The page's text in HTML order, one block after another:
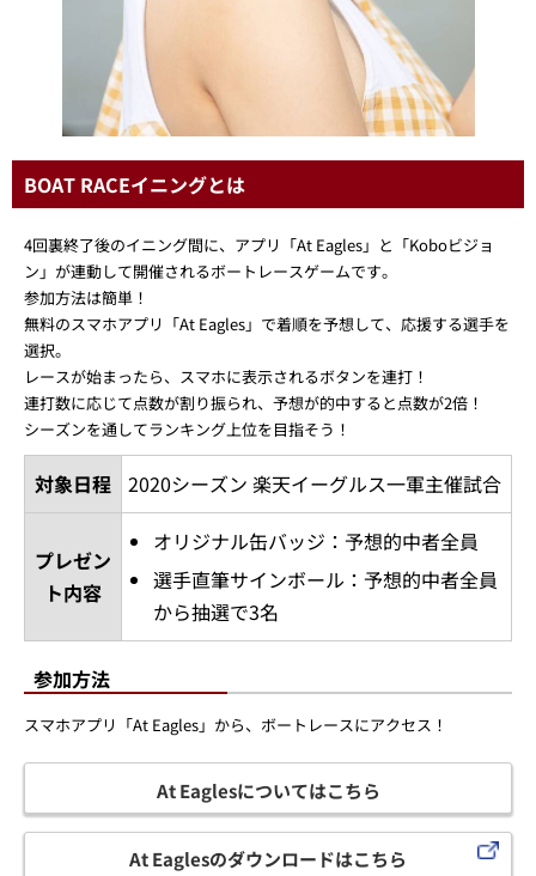
BOAT RACEイニングとは
4回裏終了後のイニング間に、アプリ「At Eagles」と「Koboビジョ
ン」が連動して開催されるボートレースゲームです。
参加方法は簡単！
無料のスマホアプリ「At Eagles」で着順を予想して、応援する選手を
選択。
レースが始まったら、スマホに表示されるボタンを連打！
連打数に応じて点数が割り振られ、予想が的中すると点数が2倍！
シーズンを通してランキング上位を目指そう！
対象日程 2020シーズン 楽天イーグルス一軍主催試合
プレゼン
ト内容
オリジナル缶バッジ：予想的中者全員
選手直筆サインボール：予想的中者全員
から抽選で3名
参加方法
スマホアプリ「At Eagles」から、ボートレースにアクセス！
At Eaglesについてはこちら
At Eaglesのダウンロードはこちら